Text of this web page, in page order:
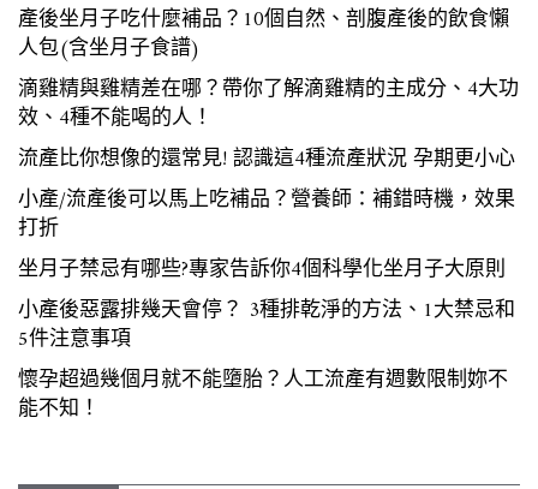
產後坐月子吃什麼補品？10個自然、剖腹產後的飲食懶
人包(含坐月子食譜)
滴雞精與雞精差在哪？帶你了解滴雞精的主成分、4大功
效、4種不能喝的人！
流產比你想像的還常見! 認識這4種流產狀況 孕期更小心
小產/流產後可以馬上吃補品？營養師：補錯時機，效果
打折
坐月子禁忌有哪些?專家告訴你4個科學化坐月子大原則
小產後惡露排幾天會停？ 3種排乾淨的方法、1大禁忌和
5件注意事項
懷孕超過幾個月就不能墮胎？人工流產有週數限制妳不
能不知！